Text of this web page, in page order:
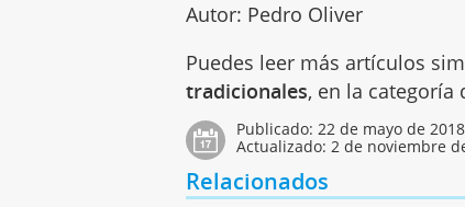
Autor: Pedro Oliver
Puedes leer más artículos
tradicionales, en la categoría
Publicado:22 de mayo de 2018
Actualizado:2 de noviembre
Relacionados